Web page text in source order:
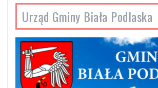
Urząd Gminy Biała Podlaska